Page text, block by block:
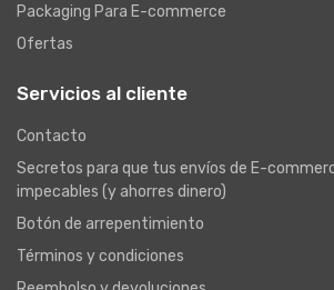
Packaging Para E-commerce
Ofertas
Servicios al cliente
Contacto
Secretos para que tus envíos de E-
impecables (y ahorres dinero)
Botón de arrepentimiento
Términos y condiciones